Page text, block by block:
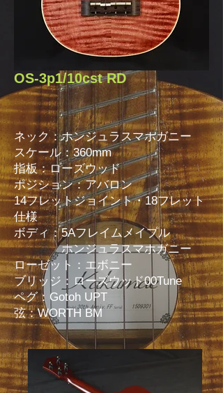
OS-3p1/10cst RD
ネック：ホンジュラスマホガニー
スケール：360mm
指板：ローズウッド
ポジション：アバロン
14フレットジョイント・18フレット
仕様
ボディ：5Aフレイムメイプル
ホンジュラスマホガニー
ローゼット：エボニー
ブリッジ：ローズウッド00Tune
ペグ：Gotoh UPT
弦：WORTH BM